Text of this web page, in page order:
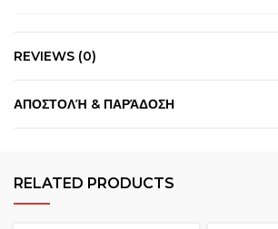
REVIEWS (0)
ΑΠΟΣΤΟΛΉ & ΠΑΡΆΔΟΣΗ
RELATED PRODUCTS